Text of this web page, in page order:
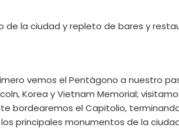
de la ciudad y repleto de bares y
vemos el Pentágono a nuestro
Korea y Vietnam Memorial;
bordearemos el Capitolio,
principales monumentos de la